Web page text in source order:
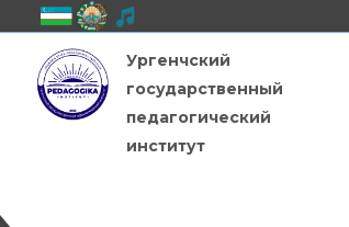
Ургенчский
государственный
педагогический
институт